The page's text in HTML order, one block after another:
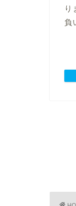
り
負